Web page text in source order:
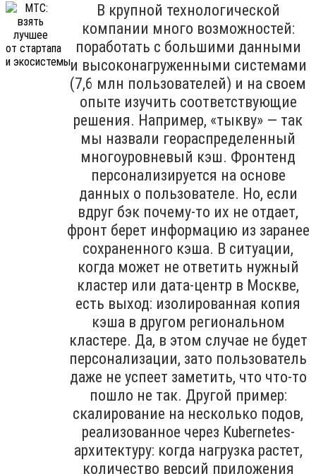
В крупной технологической
компании много возможностей:
поработать с большими данными
и высоконагруженными системами
(7,6 млн пользователей) и на своем
опыте изучить соответствующие
решения. Например, «тыкву» — так
мы назвали геораспределенный
многоуровневый кэш. Фронтенд
персонализируется на основе
данных о пользователе. Но, если
вдруг бэк почему-то их не отдает,
фронт берет информацию из заранее
сохраненного кэша. В ситуации,
когда может не ответить нужный
кластер или дата-центр в Москве,
есть выход: изолированная копия
кэша в другом региональном
кластере. Да, в этом случае не будет
персонализации, зато пользователь
даже не успеет заметить, что что-то
пошло не так. Другой пример:
скалирование на несколько подов,
реализованное через Kubernetes-
архитектуру: когда нагрузка растет,
количество версий приложения